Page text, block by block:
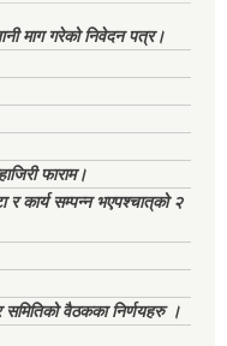
माग गरेको निवेदन पत्र।
फाराम।
र कार्य सम्पन्न भएपश्चात्‌को २
वैठकका निर्णयहरु ।